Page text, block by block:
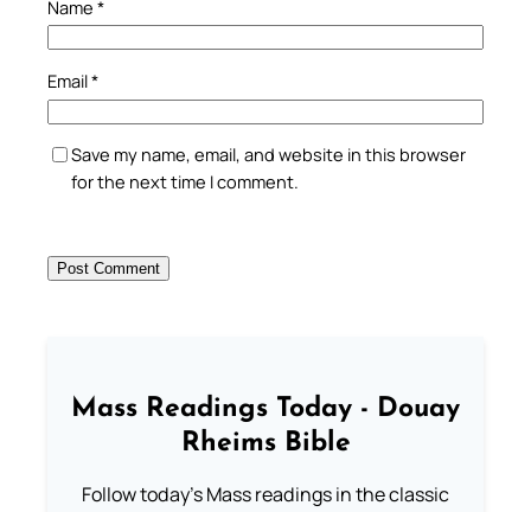
Name *
Email*
Save my name, email, and website in this browser
for the next time I comment.
Mass Readings Today - Douay
Rheims Bible
Follow today's Mass readings in the classic